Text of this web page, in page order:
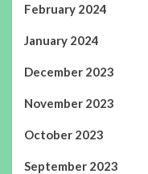
February 2024
January 2024
December 2023
November 2023
October 2023
September 2023